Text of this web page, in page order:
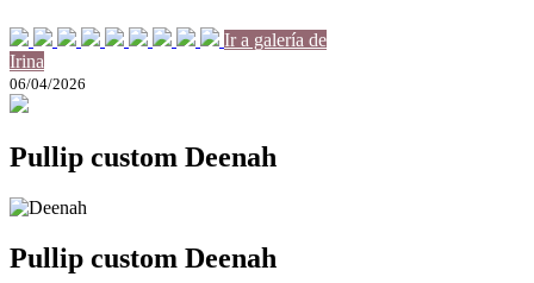
Ir a galería de
Irina
06/04/2026
Pullip custom Deenah
Pullip custom Deenah